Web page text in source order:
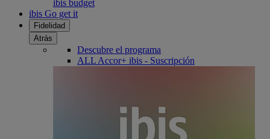
ibis budget
ibis Go get it
Fidelidad
Atrás
Descubre el programa
ALL Accor+ ibis - Suscripción